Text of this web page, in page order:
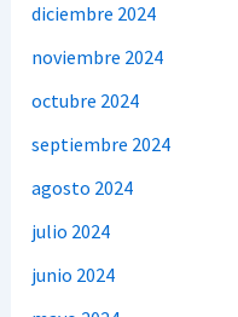
diciembre 2024
noviembre 2024
octubre 2024
septiembre 2024
agosto 2024
julio 2024
junio 2024